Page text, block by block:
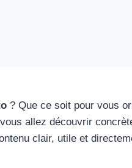
? Que ce soit pour vous
allez découvrir
clair, utile et